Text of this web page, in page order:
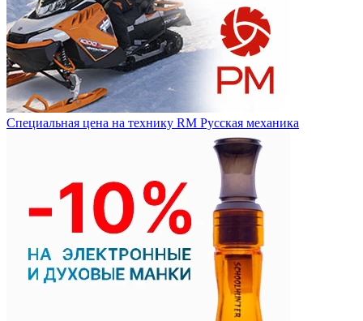
Специальная цена на технику RM Русская механика